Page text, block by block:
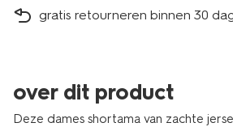
gratis retourneren binnen 30
over dit product
Deze dames shortama van zachte